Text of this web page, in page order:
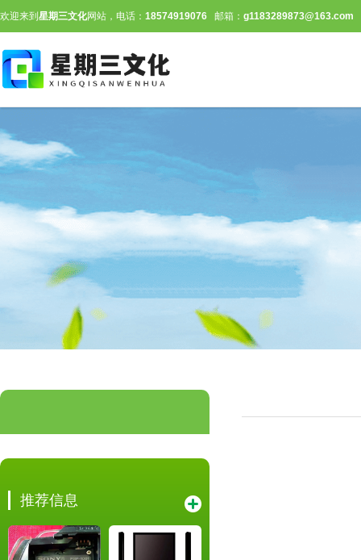
欢迎来到 星期三文化网站，电话： 18574919076 邮箱： g1183289873@163.com
推荐信息